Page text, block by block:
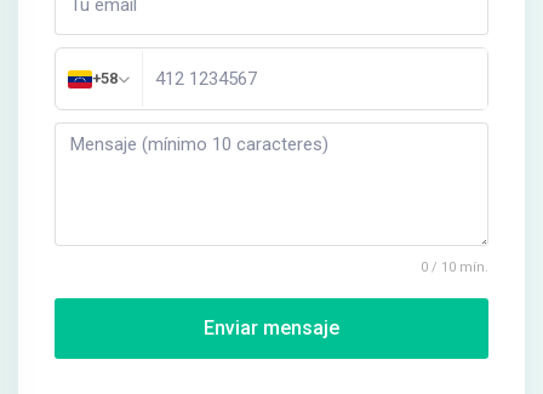
+58
0 / 10 mín.
Enviar mensaje